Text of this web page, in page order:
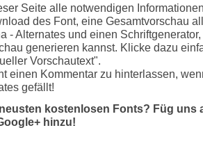
Seite alle notwendigen
des Font, eine Gesamtvorschau
- Alternates und einen
generieren kannst. Klicke dazu
Vorschautext".
einen Kommentar zu hinterlassen,
gefällt!
kostenlosen Fonts? Füg uns
hinzu!